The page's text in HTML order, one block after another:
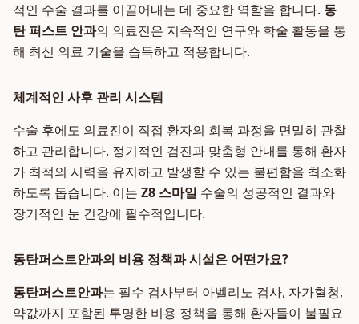
적인 수술 결과를 이끌어내는 데 중요한 역할을 합니다. 동
탄 퍼스트 안과의 의료진은 지속적인 연구와 학술 활동을 통
해 최신 의료 기술을 습득하고 적용합니다.
체계적인 사후 관리 시스템
수술 후에도 의료진이 직접 환자의 회복 과정을 면밀히 관찰
하고 관리합니다. 정기적인 검진과 맞춤형 안내를 통해 환자
가 최적의 시력을 유지하고 발생할 수 있는 불편함을 최소화
하도록 돕습니다. 이는 Z8 스마일 수술의 성공적인 결과와
장기적인 눈 건강에 필수적입니다.
동탄퍼스트안과의 비용 정책과 시설은 어떤가요?
동탄퍼스트안과는 필수 검사부터 아벨리노 검사, 자가혈청,
약값까지 포함된 투명한 비용 정책을 통해 환자들이 불필요